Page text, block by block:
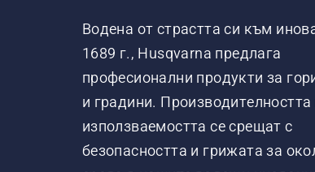
Водена от страстта си към
1689 г., Husqvarna предлага
професионални продукти за
и градини. Производителността
използваемостта се срещат с
безопасността и грижата за